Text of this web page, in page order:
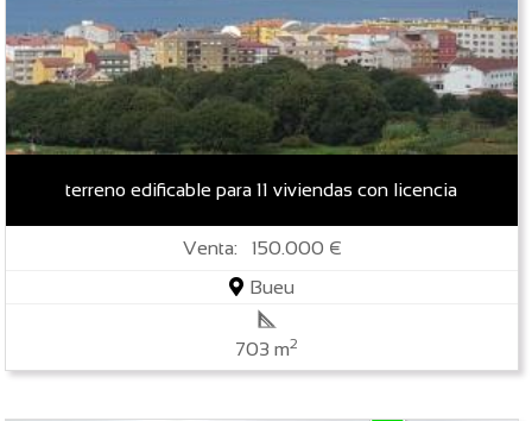
terreno edificable para 11 viviendas con licencia
Venta: 150.000 €
Bueu
703 m2